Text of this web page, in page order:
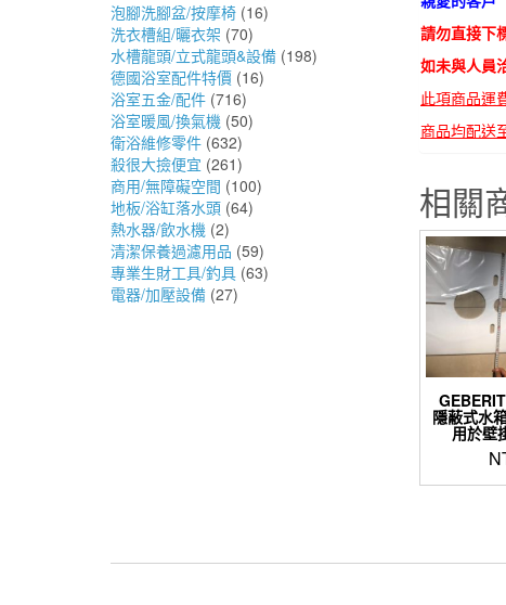
泡腳洗腳盆/按摩椅 (16)
洗衣槽組/曬衣架 (70)
水槽龍頭/立式龍頭&設備 (198)
德國浴室配件特價 (16)
浴室五金/配件 (716)
浴室暖風/換氣機 (50)
衛浴維修零件 (632)
殺很大撿便宜 (261)
商用/無障礙空間 (100)
地板/浴缸落水頭 (64)
熱水器/飲水機 (2)
清潔保養過濾用品 (59)
專業生財工具/釣具 (63)
電器/加壓設備 (27)
請勿直接下
如未與人員
此項商品運
商品均配送
相關
隱蔽式水
用於壁